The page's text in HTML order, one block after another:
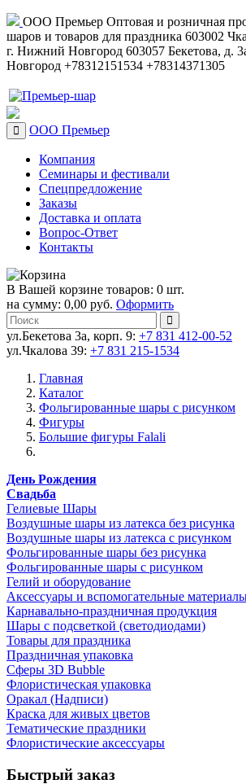
ООО Премьер Оптовая и розничная
шаров и товаров для праздника 603002
г. Нижний Новгород 603057 Бекетова, д.
Новгород +78312151534 +78314371305
ООО Премьер
Компания
Семинары и фестивали
Спецпредложение
Заказы
Доставка и оплата
Вопрос-Ответ
Контакты
В Вашей корзине товаров: 0 шт.
на сумму: 0,00 руб. Оформить
ул.Бекетова 3а, корп. 9: +7 831 412-00-52
ул.Чкалова 39: +7 831 215-1534
Главная
Каталог
Фольгированные шары с рисунком
Фигуры
Большие фигуры Falali
День Рождения
Свадьба
Гелиевые Шары
Воздушные шары из латекса без рисунка
Воздушные шары из латекса с рисунком
Фольгированные шары без рисунка
Фольгированные шары с рисунком
Гелий и оборудование
Аксессуары и вспомогательные
Карнавально-праздничная продукция
Шары с подсветкой (светодиодами)
Товары для праздника
Праздничная упаковка
Сферы 3D Bubble
Флористическая упаковка
Оракал (Надписи)
Краска для живых цветов
Тематические праздники
Флористические аксессуары
Быстрый заказ